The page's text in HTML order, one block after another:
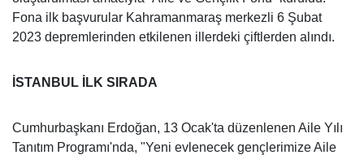
Fona ilk başvurular Kahramanmaraş merkezli 6 Şubat
2023 depremlerinden etkilenen illerdeki çiftlerden alındı.
İSTANBUL İLK SIRADA
Cumhurbaşkanı Erdoğan, 13 Ocak'ta düzenlenen Aile Yılı
Tanıtım Programı'nda, "Yeni evlenecek gençlerimize Aile